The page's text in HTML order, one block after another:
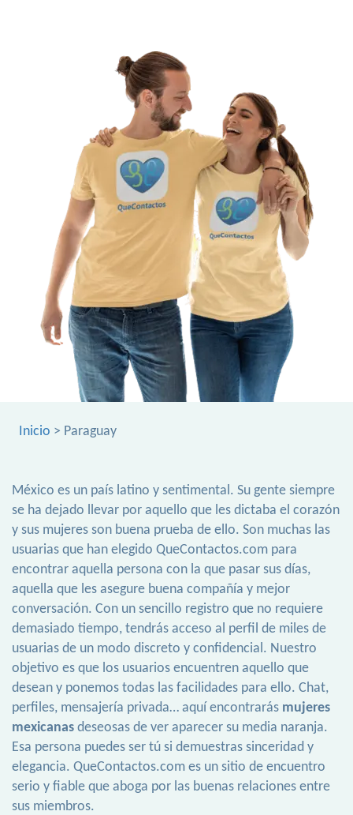
Inicio > Paraguay
México es un país latino y sentimental. Su gente siempre
se ha dejado llevar por aquello que les dictaba el corazón
y sus mujeres son buena prueba de ello. Son muchas las
usuarias que han elegido QueContactos.com para
encontrar aquella persona con la que pasar sus días,
aquella que les asegure buena compañía y mejor
conversación. Con un sencillo registro que no requiere
demasiado tiempo, tendrás acceso al perfil de miles de
usuarias de un modo discreto y confidencial. Nuestro
objetivo es que los usuarios encuentren aquello que
desean y ponemos todas las facilidades para ello. Chat,
perfiles, mensajería privada… aquí encontrarás mujeres
mexicanas deseosas de ver aparecer su media naranja.
Esa persona puedes ser tú si demuestras sinceridad y
elegancia. QueContactos.com es un sitio de encuentro
serio y fiable que aboga por las buenas relaciones entre
sus miembros.